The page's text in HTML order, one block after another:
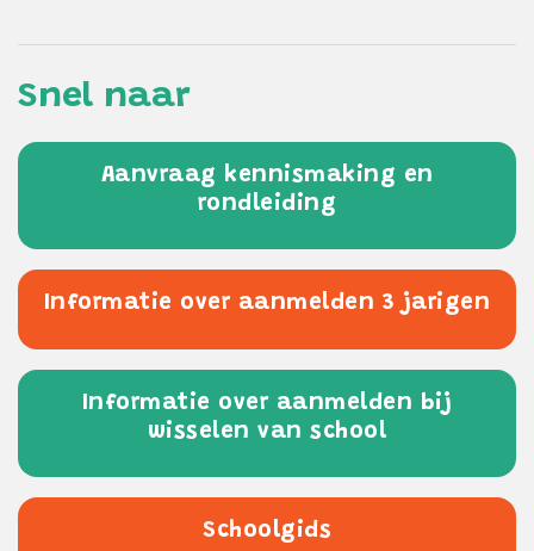
Snel naar
Aanvraag kennismaking en
rondleiding
Informatie over aanmelden 3 jarigen
Informatie over aanmelden bij
wisselen van school
Schoolgids